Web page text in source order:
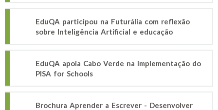
EduQA participou na Futurália com reflexão
sobre Inteligência Artificial e educação
EduQA apoia Cabo Verde na implementação do
PISA for Schools
Brochura Aprender a Escrever - Desenvolver